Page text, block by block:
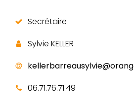
Secrétaire
Sylvie KELLER
06.71.76.71.49